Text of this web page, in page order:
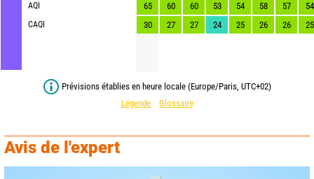
AQI
CAQI
65
60 60 53 54 58 57
54
30
27 27 24 25 26 26 25
Prévisions établies en heure locale (Europe/Paris, UTC+02)
Légende
Glossaire
Avis de l'expert